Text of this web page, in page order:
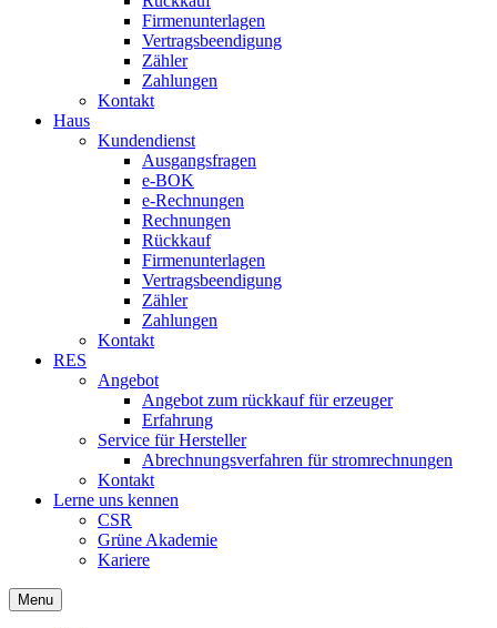
Firmenunterlagen
Vertragsbeendigung
Zähler
Zahlungen
Kontakt
Haus
Kundendienst
Ausgangsfragen
e-BOK
e-Rechnungen
Rechnungen
Rückkauf
Firmenunterlagen
Vertragsbeendigung
Zähler
Zahlungen
Kontakt
RES
Angebot
Angebot zum rückkauf für erzeuger
Erfahrung
Service für Hersteller
Abrechnungsverfahren für stromrechnungen
Kontakt
Lerne uns kennen
CSR
Grüne Akademie
Kariere
Menu